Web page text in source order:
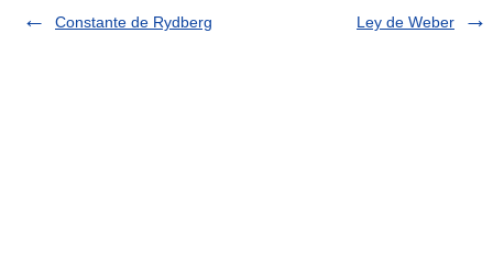
Constante de Rydberg Ley de Weber